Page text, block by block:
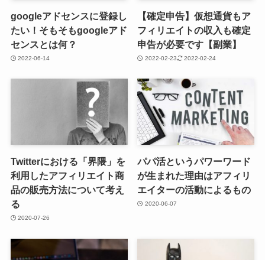
googleアドセンスに登録し
たい！そもそもgoogleアド
センスとは何？
2022-06-14
【確定申告】仮想通貨もア
フィリエイトの収入も確定
申告が必要です【副業】
2022-02-23 2022-02-24
Twitterにおける「界隈」を
利用したアフィリエイト商
品の販売方法について考え
る
2020-07-26
パパ活というパワーワード
が生まれた理由はアフィリ
エイターの活動によるもの
2020-06-07